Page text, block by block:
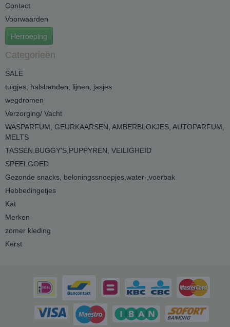
Contact
Voorwaarden
Herroeping
Categorieën
SALE
tuigjes, halsbanden, lijnen, jasjes
wegdromen
Verzorging/ Vacht
WASPARFUM, GEURKAARSEN, AMBERBLOKJES, AUTOPARFUM,
MELTS
TASSEN,BUGGY'S,PUPPYREN, VEILIGHEID
SPEELGOED
Gezonde snacks, beloningssnoepjes,water-,voerbak
Hebbedingetjes
Kat
Merken
zomer kleding
Kerst